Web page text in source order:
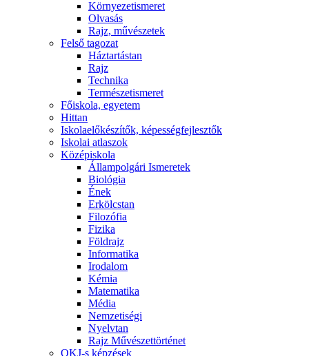
Környezetismeret
Olvasás
Rajz, művészetek
Felső tagozat
Háztartástan
Rajz
Technika
Természetismeret
Főiskola, egyetem
Hittan
Iskolaelőkészítők, képességfejlesztők
Iskolai atlaszok
Középiskola
Állampolgári Ismeretek
Biológia
Ének
Erkölcstan
Filozófia
Fizika
Földrajz
Informatika
Irodalom
Kémia
Matematika
Média
Nemzetiségi
Nyelvtan
Rajz Művészettörténet
OKJ-s képzések